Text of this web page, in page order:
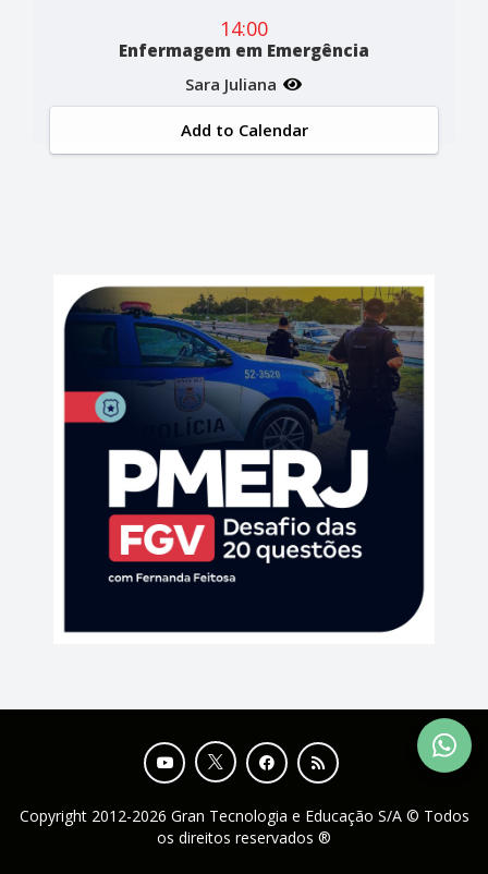
14:00
Enfermagem em Emergência
Sara Juliana
Add to Calendar
Copyright 2012-2026 Gran Tecnologia e Educação S/A © Todos
os direitos reservados ®